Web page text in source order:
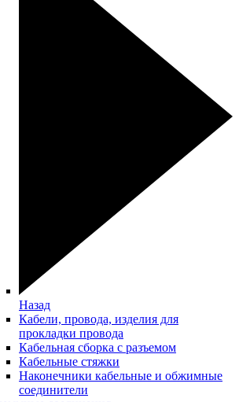
Назад
Кабели, провода, изделия для
прокладки провода
Кабельная сборка с разъемом
Кабельные стяжки
Наконечники кабельные и обжимные
соединители